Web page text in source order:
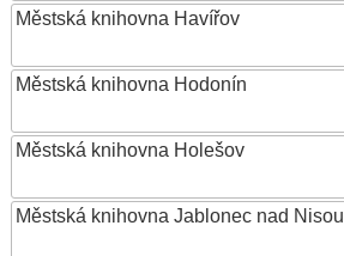
Městská knihovna Havířov
Městská knihovna Hodonín
Městská knihovna Holešov
Městská knihovna Jablonec nad Nisou